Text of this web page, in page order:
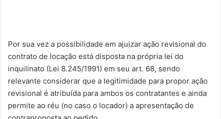
Por sua vez a possibilidade em ajuizar ação revisional do
contrato de locação está disposta na própria lei do
inquilinato (Lei 8.245/1991) em seu art. 68, sendo
relevante considerar que a legitimidade para propor ação
revisional é atribuída para ambos os contratantes e ainda
permite ao réu (no caso o locador) a apresentação de